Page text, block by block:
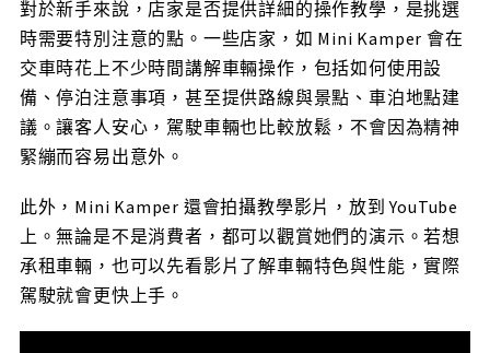
對於新手來說，店家是否提供詳細的操作教學，是挑選
時需要特別注意的點。一些店家，如 Mini Kamper 會在
交車時花上不少時間講解車輛操作，包括如何使用設
備、停泊注意事項，甚至提供路線與景點、車泊地點建
議。讓客人安心，駕駛車輛也比較放鬆，不會因為精神
緊繃而容易出意外。
此外，Mini Kamper 還會拍攝教學影片，放到 YouTube
上。無論是不是消費者，都可以觀賞她們的演示。若想
承租車輛，也可以先看影片了解車輛特色與性能，實際
駕駛就會更快上手。